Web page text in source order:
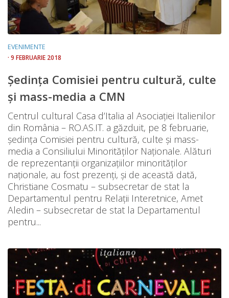
EVENIMENTE
· 9 FEBRUARIE 2018
Ședința Comisiei pentru cultură, culte
și mass-media a CMN
Centrul cultural Casa d’Italia al Asociației Italienilor
din România – RO.AS.IT. a găzduit, pe 8 februarie,
ședința Comisiei pentru cultură, culte și mass-
media a Consiliului Minorităților Naționale. Alături
de reprezentanții organizațiilor minorităților
naționale, au fost prezenți, și de această dată,
Christiane Cosmatu – subsecretar de stat la
Departamentul pentru Relații Interetnice, Amet
Aledin – subsecretar de stat la Departamentul
pentru...